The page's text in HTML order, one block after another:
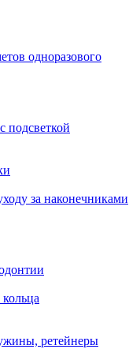
одноразового
подсветкой
за наконечниками
ретейнеры